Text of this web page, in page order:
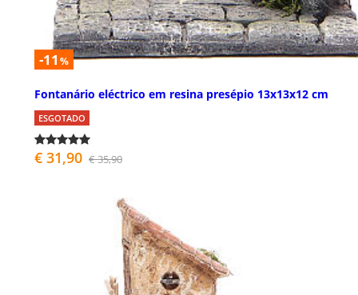
-11 %
Fontanário eléctrico em resina presépio 13x13x12 cm
ESGOTADO
€ 31,90 € 35,90